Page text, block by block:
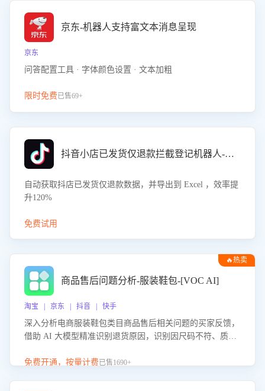
京东-机器人支持富文本消息呈现
京东
问答配置工具 · 字体颜色设置 · 文本加粗
限时免费已售69+
抖音小店已发货仅退款拦截登记机器人-八爪鱼
自动获取抖店已发货仅退款数据，并导出到 Excel ，效率提
升120%
免费试用
🔥热卖
商品售后问题分析-服装鞋包-[VOC AI]
淘宝 | 京东 | 抖音 | 快手
深入分析电商服装鞋包类目商品售后相关问题的买家反馈，
借助 AI 大模型精准识别退货原因，识别因尺码不符、质量
议，助力商家优化产品或服务，实现销售额的显著提升。
免费开通，按量计费已售1690+